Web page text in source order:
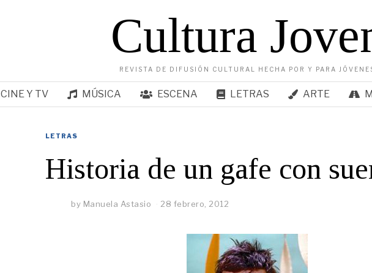
Cultura
REVISTA DE DIFUSIÓN CULTURAL HECHA POR Y PARA
CINE Y TV MÚSICA ESCENA LETRAS ARTE
LETRAS
Historia de un gafe con
by Manuela Astasio 28 febrero, 2012